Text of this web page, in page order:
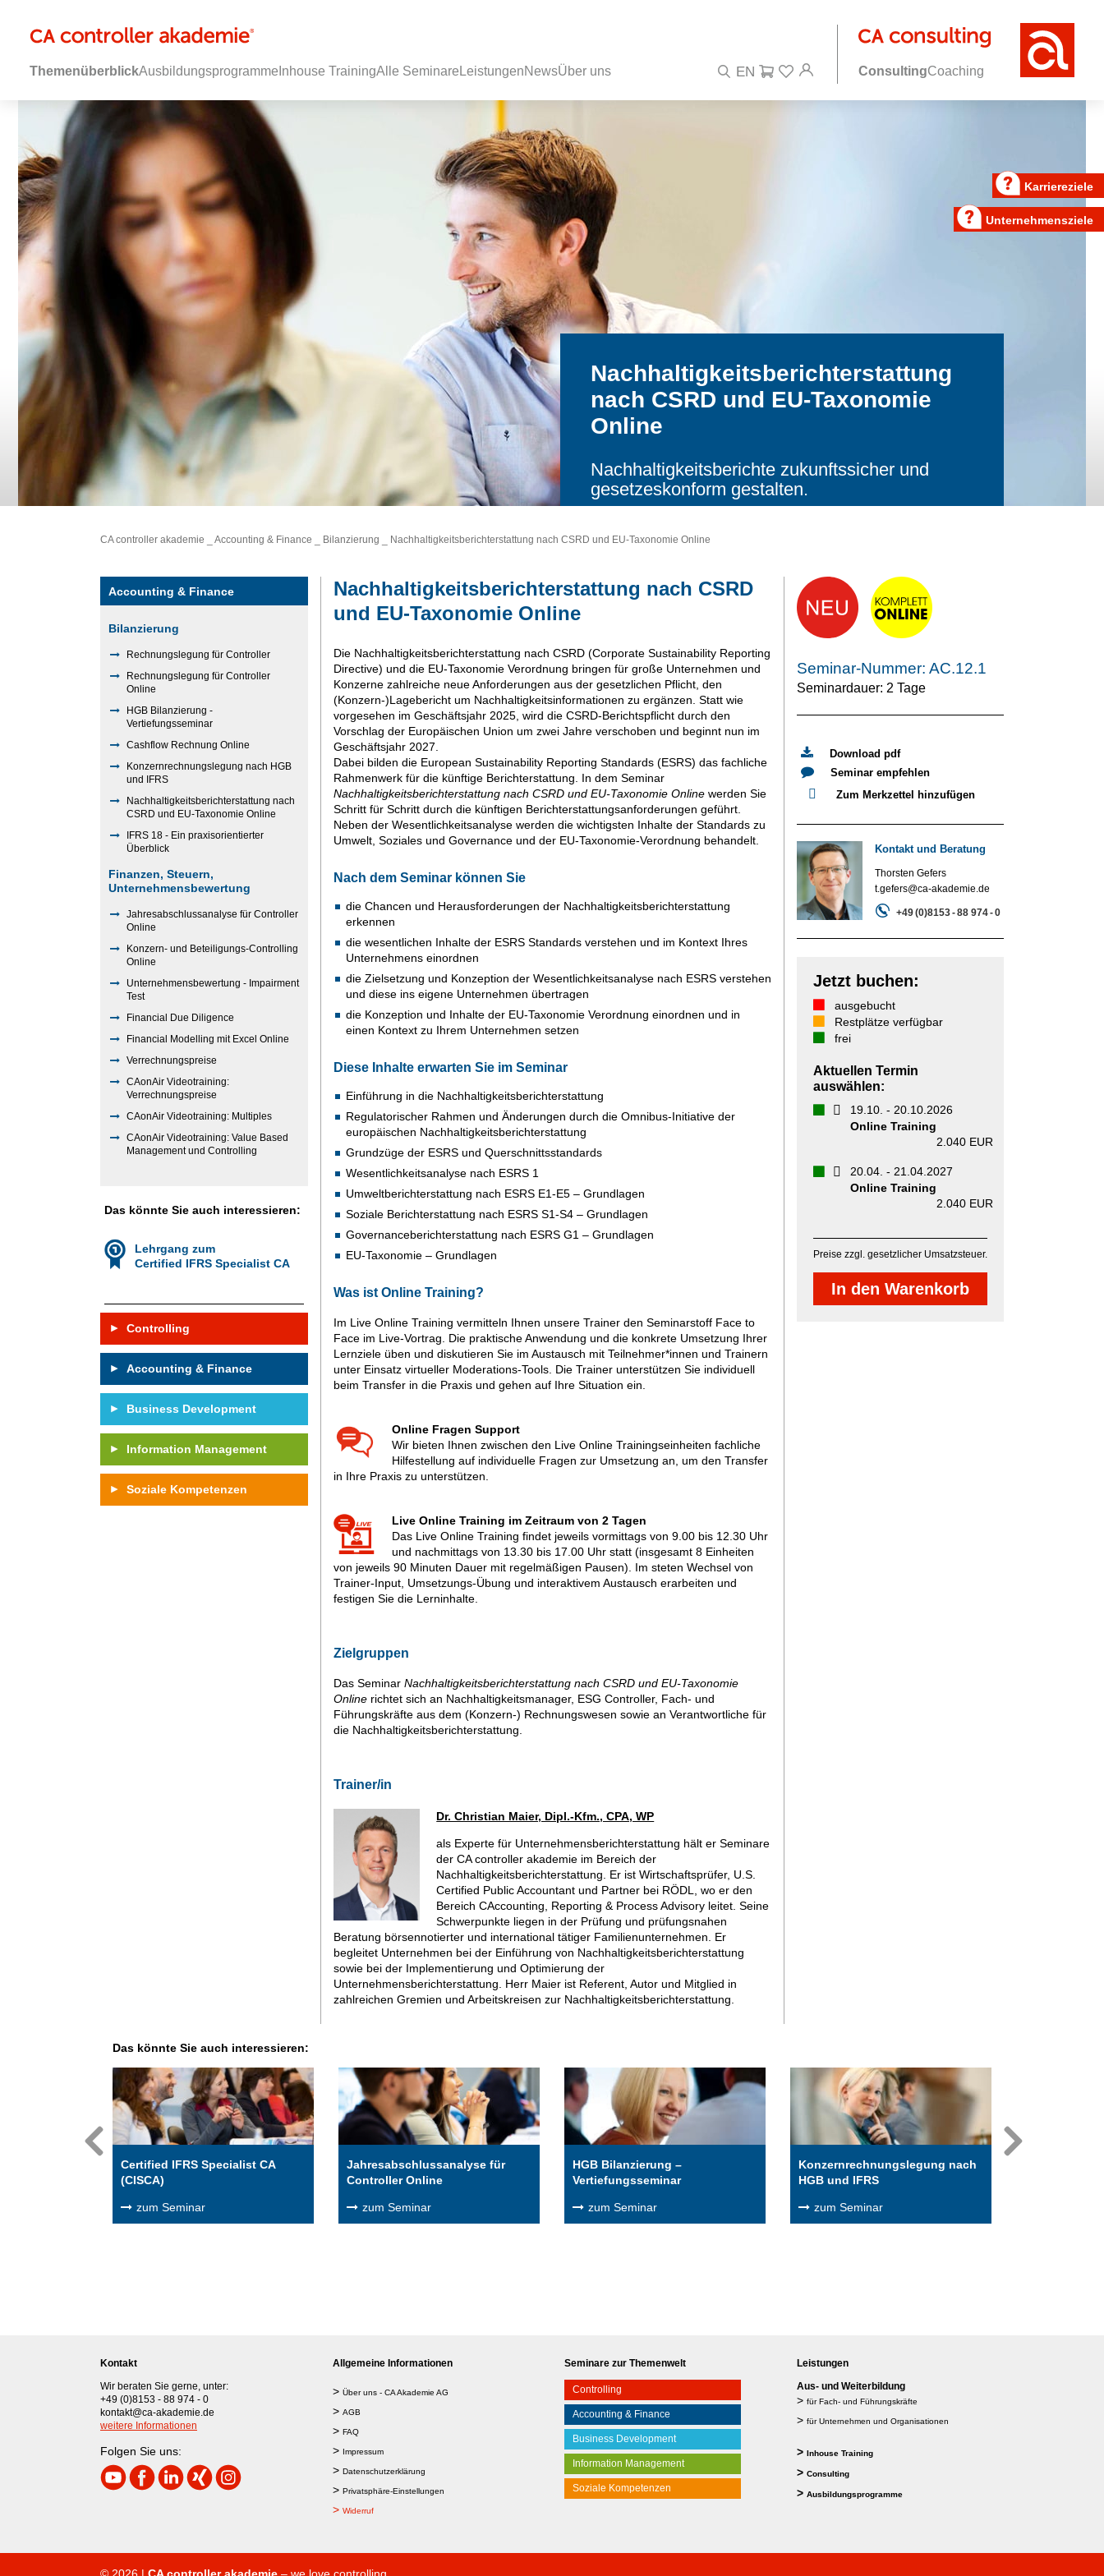
ThemenüberblickAusbildungsprogramme Inhouse TrainingAlle Seminare LeistungenNewsÜber uns ConsultingCoaching
Karriereziele
Unternehmensziele
Nachhaltigkeitsberichterstattung
nach CSRD und EU-Taxonomie
Online
Nachhaltigkeitsberichte zukunftssicher und
gesetzeskonform gestalten.
CA controller akademie Accounting & Finance Bilanzierung Nachhaltigkeitsberichterstattung nach CSRD und EU-Taxonomie Online
Accounting & Finance
Bilanzierung
Rechnungslegung für Controller
Rechnungslegung für Controller
Online
HGB Bilanzierung -
Vertiefungsseminar
Cashflow Rechnung Online
Konzernrechnungslegung nach HGB
und IFRS
Nachhaltigkeitsberichterstattung nach
CSRD und EU-Taxonomie Online
IFRS 18 - Ein praxisorientierter
Überblick
Finanzen, Steuern,
Unternehmensbewertung
Jahresabschlussanalyse für Controller
Online
Konzern- und Beteiligungs-Controlling
Online
Unternehmensbewertung - Impairment
Test
Financial Due Diligence
Financial Modelling mit Excel Online
Verrechnungspreise
CAonAir Videotraining:
Verrechnungspreise
CAonAir Videotraining: Multiples
CAonAir Videotraining: Value Based
Management und Controlling
Das könnte Sie auch interessieren:
Lehrgang zum
Certified IFRS Specialist CA
Controlling
Accounting & Finance
Business Development
Information Management
Soziale Kompetenzen
Nachhaltigkeitsberichterstattung nach CSRD
und EU-Taxonomie Online
Die Nachhaltigkeitsberichterstattung nach CSRD (Corporate Sustainability Reporting
Directive) und die EU-Taxonomie Verordnung bringen für große Unternehmen und
Konzerne zahlreiche neue Anforderungen aus der gesetzlichen Pflicht, den
(Konzern-)Lagebericht um Nachhaltigkeitsinformationen zu ergänzen. Statt wie
vorgesehen im Geschäftsjahr 2025, wird die CSRD-Berichtspflicht durch den
Vorschlag der Europäischen Union um zwei Jahre verschoben und beginnt nun im
Geschäftsjahr 2027.
Dabei bilden die European Sustainability Reporting Standards (ESRS) das fachliche
Rahmenwerk für die künftige Berichterstattung. In dem Seminar
Nachhaltigkeitsberichterstattung nach CSRD und EU-Taxonomie Onlinewerden Sie
Schritt für Schritt durch die künftigen Berichterstattungsanforderungen geführt.
Neben der Wesentlichkeitsanalyse werden die wichtigsten Inhalte der Standards zu
Umwelt, Soziales und Governance und der EU-Taxonomie-Verordnung behandelt.
Nach dem Seminar können Sie
die Chancen und Herausforderungen der Nachhaltigkeitsberichterstattung
erkennen
die wesentlichen Inhalte der ESRS Standards verstehen und im Kontext Ihres
Unternehmens einordnen
die Zielsetzung und Konzeption der Wesentlichkeitsanalyse nach ESRS verstehen
und diese ins eigene Unternehmen übertragen
die Konzeption und Inhalte der EU-Taxonomie Verordnung einordnen und in
einen Kontext zu Ihrem Unternehmen setzen
Diese Inhalte erwarten Sie im Seminar
Einführung in die Nachhaltigkeitsberichterstattung
Regulatorischer Rahmen und Änderungen durch die Omnibus-Initiative der
europäischen Nachhaltigkeitsberichterstattung
Grundzüge der ESRS und Querschnittsstandards
Wesentlichkeitsanalyse nach ESRS 1
Umweltberichterstattung nach ESRS E1-E5 – Grundlagen
Soziale Berichterstattung nach ESRS S1-S4 – Grundlagen
Governanceberichterstattung nach ESRS G1 – Grundlagen
EU-Taxonomie – Grundlagen
Was ist Online Training?
Im Live Online Training vermitteln Ihnen unsere Trainer den Seminarstoff Face to
Face im Live-Vortrag. Die praktische Anwendung und die konkrete Umsetzung Ihrer
Lernziele üben und diskutieren Sie im Austausch mit Teilnehmer*innen und Trainern
unter Einsatz virtueller Moderations-Tools. Die Trainer unterstützen Sie individuell
beim Transfer in die Praxis und gehen auf Ihre Situation ein.
Online Fragen Support
Wir bieten Ihnen zwischen den Live Online Trainingseinheiten fachliche
Hilfestellung auf individuelle Fragen zur Umsetzung an, um den Transfer
in Ihre Praxis zu unterstützen.
Live Online Training im Zeitraum von 2 Tagen
Das Live Online Training findet jeweils vormittags von 9.00 bis 12.30 Uhr
und nachmittags von 13.30 bis 17.00 Uhr statt (insgesamt 8 Einheiten
von jeweils 90 Minuten Dauer mit regelmäßigen Pausen). Im steten Wechsel von
Trainer-Input, Umsetzungs-Übung und interaktivem Austausch erarbeiten und
festigen Sie die Lerninhalte.
Zielgruppen
Das Seminar Nachhaltigkeitsberichterstattung nach CSRD und EU-Taxonomie
Onlinerichtet sich an Nachhaltigkeitsmanager, ESG Controller, Fach- und
Führungskräfte aus dem (Konzern-) Rechnungswesen sowie an Verantwortliche für
die Nachhaltigkeitsberichterstattung.
Trainer/in
Dr. Christian Maier, Dipl.-Kfm., CPA, WP
als Experte für Unternehmensberichterstattung hält er Seminare
der CA controller akademie im Bereich der
Nachhaltigkeitsberichterstattung. Er ist Wirtschaftsprüfer, U.S.
Certified Public Accountant und Partner bei RÖDL, wo er den
Bereich CAccounting, Reporting & Process Advisory leitet. Seine
Schwerpunkte liegen in der Prüfung und prüfungsnahen
Beratung börsennotierter und international tätiger Familienunternehmen. Er
begleitet Unternehmen bei der Einführung von Nachhaltigkeitsberichterstattung
sowie bei der Implementierung und Optimierung der
Unternehmensberichterstattung. Herr Maier ist Referent, Autor und Mitglied in
zahlreichen Gremien und Arbeitskreisen zur Nachhaltigkeitsberichterstattung.
Seminar-Nummer: AC.12.1
Seminardauer: 2 Tage
Download pdf
Seminar empfehlen
Zum Merkzettel hinzufügen
Kontakt und Beratung
Thorsten Gefers
t.gefers@ca-akademie.de
+49 (0)8153 - 88 974 - 0
Jetzt buchen:
ausgebucht
Restplätze verfügbar
frei
Aktuellen Termin
auswählen:
19.10. - 20.10.2026
Online Training
2.040 EUR
20.04. - 21.04.2027
Online Training
2.040 EUR
Preise zzgl. gesetzlicher Umsatzsteuer.
Das könnte Sie auch interessieren:
Certified IFRS Specialist CA
(CISCA)
zum Seminar
Jahresabschlussanalyse für
Controller Online
zum Seminar
HGB Bilanzierung –
Vertiefungsseminar
zum Seminar
Konzernrechnungslegung nach
HGB und IFRS
zum Seminar
Kontakt
Wir beraten Sie gerne, unter:
+49 (0)8153 - 88 974 - 0
kontakt@ca-akademie.de
weitere Informationen
Folgen Sie uns:
Allgemeine Informationen
> Über uns - CA Akademie AG
> AGB
> FAQ
> Impressum
> Datenschutzerklärung
> Privatsphäre-Einstellungen
> Widerruf
Seminare zur Themenwelt
Controlling
Accounting & Finance
Business Development
Information Management
Soziale Kompetenzen
Leistungen
Aus- und Weiterbildung
> für Fach- und Führungskräfte
> für Unternehmen und Organisationen
> Inhouse Training
> Consulting
> Ausbildungsprogramme